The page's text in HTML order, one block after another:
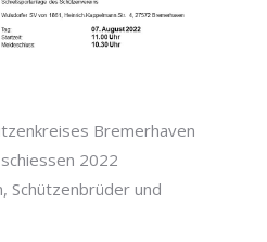
Bremerhaven
2022
Schützenbrüder und